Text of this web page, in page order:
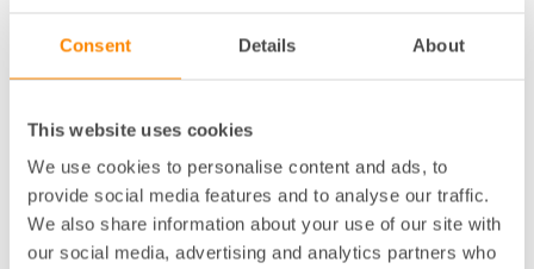
Consent Details About
This website uses cookies
We use cookies to personalise content and ads, to
provide social media features and to analyse our traffic.
We also share information about your use of our site with
our social media, advertising and analytics partners who
– Ekonomin måste alltid gå först. Men eftersom vi inte
våra analyser. Det är så en samhällsbyggare behöver
En andra chans för människor
och prylar